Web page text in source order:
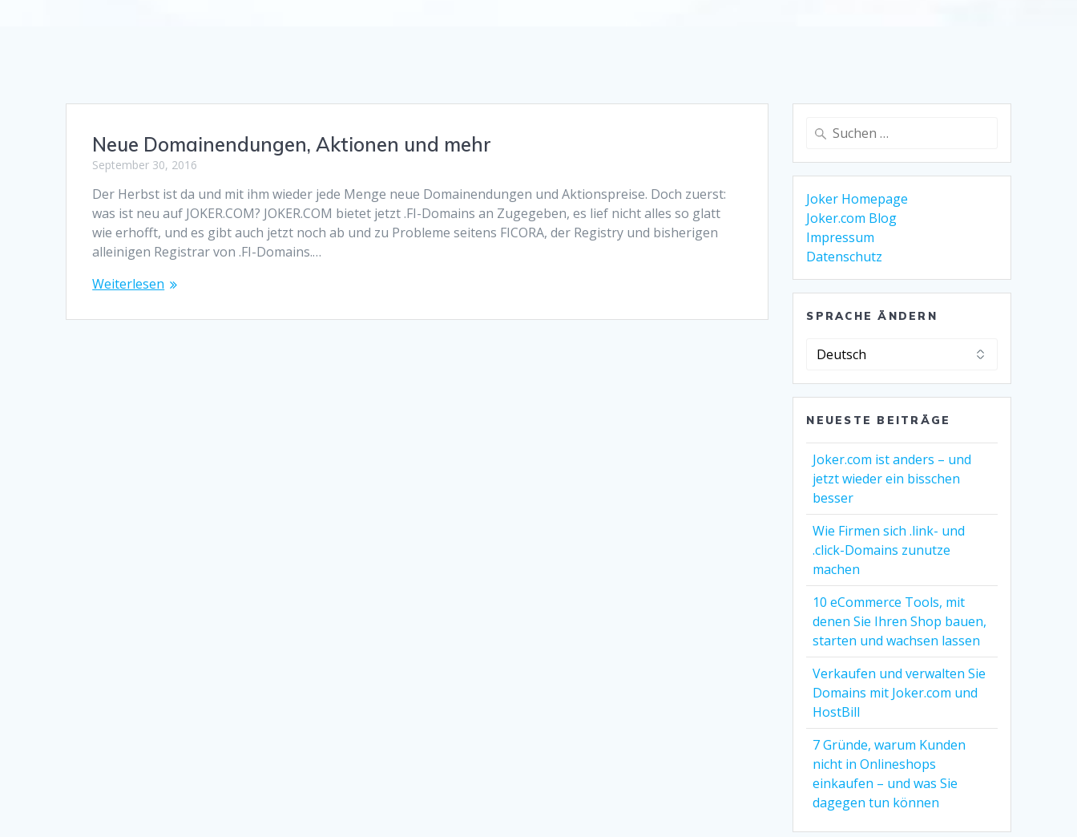
Neue Domainendungen, Aktionen und mehr
September 30, 2016
Der Herbst ist da und mit ihm wieder jede Menge neue Domainendungen und Aktionspreise. Doch zuerst:
was ist neu auf JOKER.COM? JOKER.COM bietet jetzt .FI-Domains an Zugegeben, es lief nicht alles so glatt
wie erhofft, und es gibt auch jetzt noch ab und zu Probleme seitens FICORA, der Registry und bisherigen
alleinigen Registrar von .FI-Domains.…
Weiterlesen
Suche
nach:
Joker Homepage
Joker.com Blog
Impressum
Datenschutz
SPRACHE ÄNDERN
Sprache
NEUESTE BEITRÄGE
Joker.com ist anders – und
jetzt wieder ein bisschen
besser
Wie Firmen sich .link- und
.click-Domains zunutze
machen
10 eCommerce Tools, mit
denen Sie Ihren Shop bauen,
starten und wachsen lassen
Verkaufen und verwalten Sie
Domains mit Joker.com und
HostBill
7 Gründe, warum Kunden
nicht in Onlineshops
einkaufen – und was Sie
dagegen tun können